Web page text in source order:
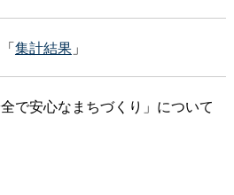
集計結果」
で安心なまちづくり」について